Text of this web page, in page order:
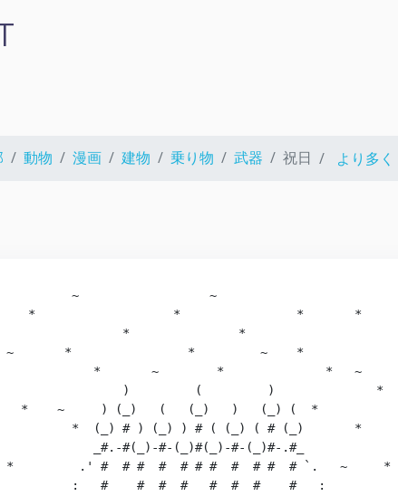
動物 漫画 建物 乗り物 武器 祝日 より多く
~                  ~
*                   *                *       *
*               *
~       *                *         ~    *
*       ~        *              *   ~
)         (         )              *
*    ~     ) (_)   (   (_)   )   (_) (  *
*  (_) # ) (_) ) # ( (_) ( # (_)       *
_#.-#(_)-#-(_)#(_)-#-(_)#-.#_
*         .' #  # #  #  # # #  #  # #  # `.   ~     *
:   #    #  #  #   #  #  #    #   :